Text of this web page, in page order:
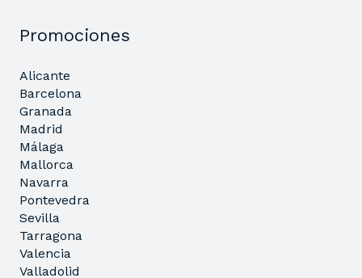
Promociones
Alicante
Barcelona
Granada
Madrid
Málaga
Mallorca
Navarra
Pontevedra
Sevilla
Tarragona
Valencia
Valladolid